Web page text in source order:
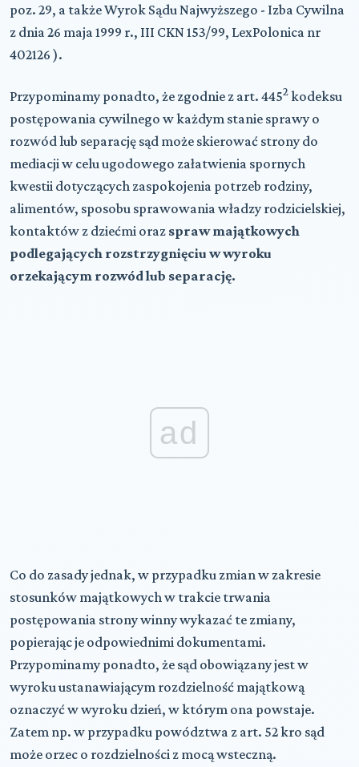
poz. 29, a także Wyrok Sądu Najwyższego - Izba Cywilna
z dnia 26 maja 1999 r., III CKN 153/99, LexPolonica nr
402126 ).
Przypominamy ponadto, że zgodnie z art. 4452kodeksu
postępowania cywilnego w każdym stanie sprawy o
rozwód lub separację sąd może skierować strony do
mediacji w celu ugodowego załatwienia spornych
kwestii dotyczących zaspokojenia potrzeb rodziny,
alimentów, sposobu sprawowania władzy rodzicielskiej,
kontaktów z dziećmi oraz spraw majątkowych
podlegających rozstrzygnięciu w wyroku
orzekającym rozwód lub separację.
ad
Co do zasady jednak, w przypadku zmian w zakresie
stosunków majątkowych w trakcie trwania
postępowania strony winny wykazać te zmiany,
popierając je odpowiednimi dokumentami.
Przypominamy ponadto, że sąd obowiązany jest w
wyroku ustanawiającym rozdzielność majątkową
oznaczyć w wyroku dzień, w którym ona powstaje.
Zatem np. w przypadku powództwa z art. 52 kro sąd
może orzec o rozdzielności z mocą wsteczną.